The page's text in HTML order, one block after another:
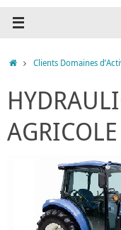
AccueilClients Domaines
AGRICOLE